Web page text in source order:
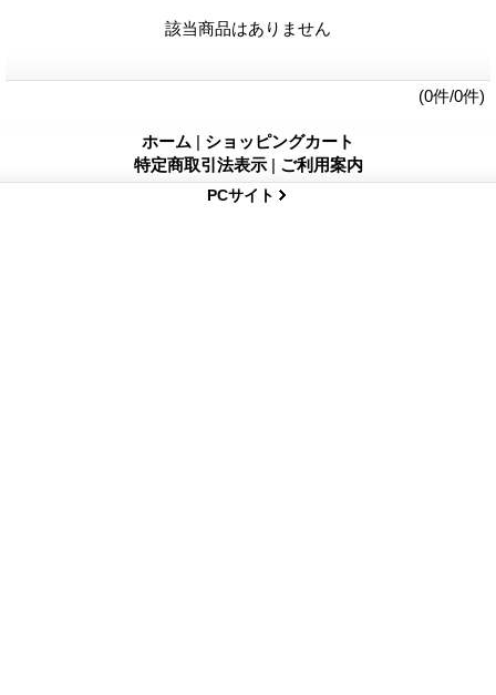
該当商品はありません
(0件/0件)
ホーム | ショッピングカート
特定商取引法表示 | ご利用案内
PCサイト